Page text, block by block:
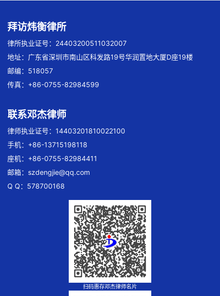
拜访炜衡律所
律所执业证号：24403200511032007
地址：广东省深圳市南山区科发路19号华润置地大厦D座19楼
邮编：518057
传真：+86-0755-82984599
联系邓杰律师
律师执业证号：14403201810022100
手机：+86-13715198118
座机：+86-0755-82984411
邮箱： szdengjie@qq.com
Q Q：578700168
扫码惠存邓杰律师名片